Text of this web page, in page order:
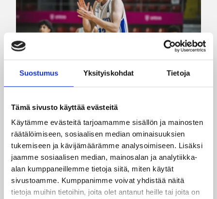
Suostumus Yksityiskohdat Tietoja
Tämä sivusto käyttää evästeitä
Käytämme evästeitä tarjoamamme sisällön ja mainosten
räätälöimiseen, sosiaalisen median ominaisuuksien
tukemiseen ja kävijämäärämme analysoimiseen. Lisäksi
jaamme sosiaalisen median, mainosalan ja analytiikka-
alan kumppaneillemme tietoja siitä, miten käytät
sivustoamme. Kumppanimme voivat yhdistää näitä
tietoja muihin tietoihin, joita olet antanut heille tai joita on
EM-kilpailut 08.08.2026 00:37
Suomen 16-vuotiaat pojat
voittivat Luxemburgin – EM-
kisojen voittotili aukesi
vakuuttavalla pelillä